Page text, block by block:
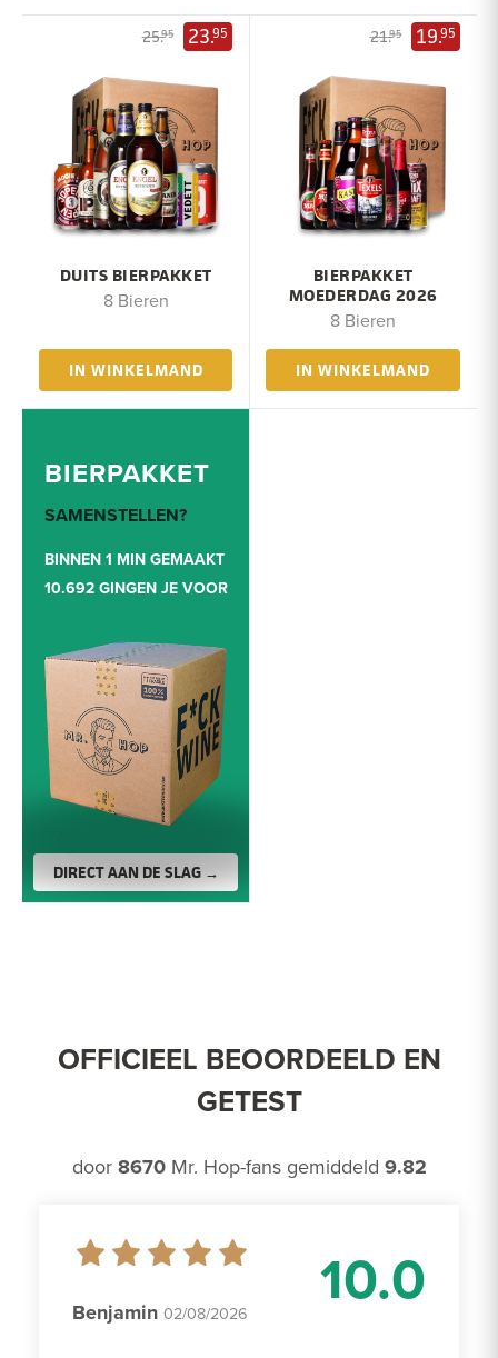
25.95 23.95
DUITS BIERPAKKET
8 Bieren
IN WINKELMAND
21.95 19.95
BIERPAKKET
MOEDERDAG 2026
8 Bieren
IN WINKELMAND
BIERPAKKET
SAMENSTELLEN?
BINNEN 1 MIN GEMAAKT
10.692 GINGEN JE VOOR
DIRECT AAN DE SLAG →
OFFICIEEL BEOORDEELD EN
GETEST
door 8670Mr. Hop-fans gemiddeld 9.82
10.0
Benjamin 02/08/2026